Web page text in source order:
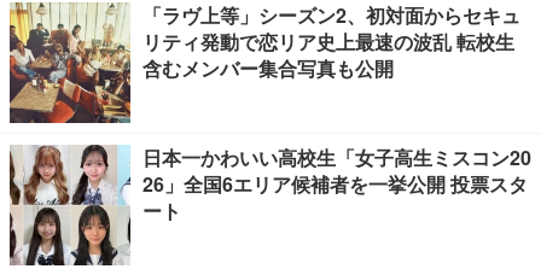
「ラヴ上等」シーズン2、初対面からセキュ
リティ発動で恋リア史上最速の波乱 転校生
含むメンバー集合写真も公開
日本一かわいい高校生「女子高生ミスコン20
26」全国6エリア候補者を一挙公開 投票スタ
ート